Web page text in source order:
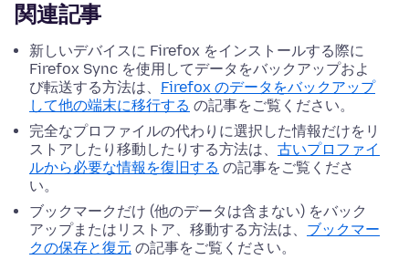
関連記事
新しいデバイスに Firefox をインストールする際に
Firefox Sync を使用してデータをバックアップおよ
び転送する方法は、 Firefox のデータをバックアップ
して他の端末に移行する の記事をご覧ください。
完全なプロファイルの代わりに選択した情報だけをリ
ストアしたり移動したりする方法は、 古いプロファイ
ルから必要な情報を復旧する の記事をご覧くださ
い。
ブックマークだけ (他のデータは含まない) をバック
アップまたはリストア、移動する方法は、 ブックマー
クの保存と復元 の記事をご覧ください。